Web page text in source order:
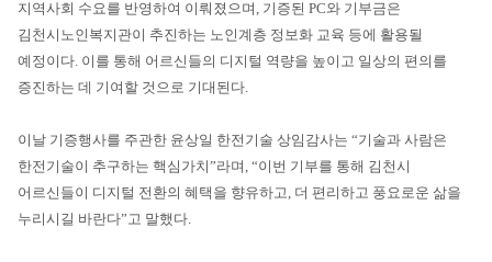
지역사회 수요를 반영하여 이뤄졌으며, 기증된 PC와 기부금은
김천시노인복지관이 추진하는 노인계층 정보화 교육 등에 활용될
예정이다. 이를 통해 어르신들의 디지털 역량을 높이고 일상의 편의를
증진하는 데 기여할 것으로 기대된다.
이날 기증행사를 주관한 윤상일 한전기술 상임감사는 “기술과 사람은
한전기술이 추구하는 핵심가치”라며, “이번 기부를 통해 김천시
어르신들이 디지털 전환의 혜택을 향유하고, 더 편리하고 풍요로운 삶을
누리시길 바란다”고 말했다.